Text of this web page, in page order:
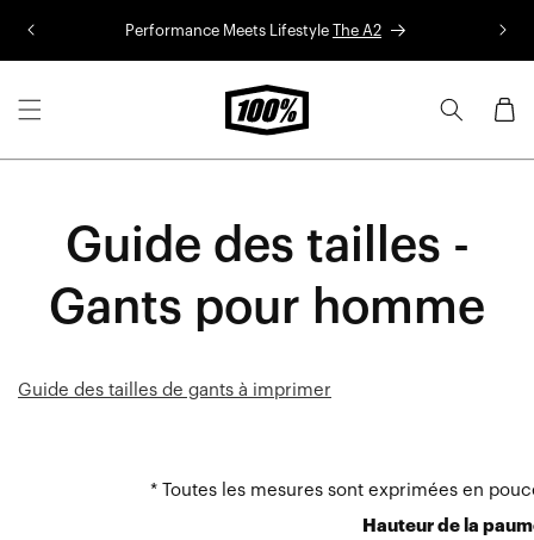
Performance Meets Lifestyle The A2
Panier
Guide des tailles -
Gants pour homme
Guide des tailles de gants à imprimer
* Toutes les mesures sont exprimées en
Hauteur de la